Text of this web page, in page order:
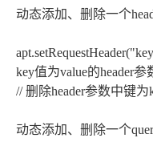
动态添加、删除一个
key值为value的header参
// 删除header参数中键
动态添加、删除一个